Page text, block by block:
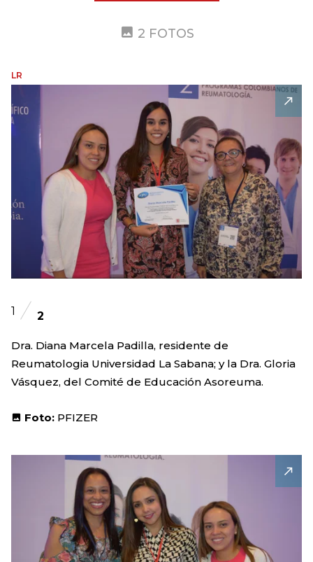
2 FOTOS
LR
1 2
Dra. Diana Marcela Padilla, residente de
Reumatologia Universidad La Sabana; y la Dra. Gloria
Vásquez, del Comité de Educación Asoreuma.
Foto: PFIZER